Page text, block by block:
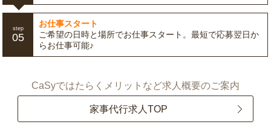
step
05
お仕事スタート
ご希望の日時と場所でお仕事スタート。最短で応募翌日か
らお仕事可能♪
CaSyではたらくメリットなど求人概要のご案内
家事代行求人TOP